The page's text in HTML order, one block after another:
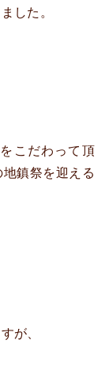
した。
こだわって頂
鎮祭を迎える
が、